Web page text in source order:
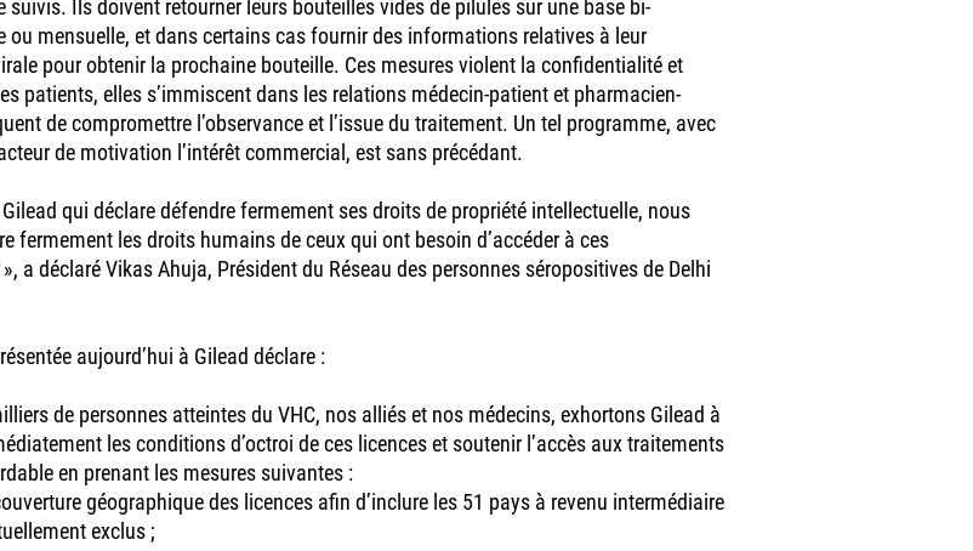
suivis. Ils doivent retourner leurs bouteilles vides de pilules sur une base bi-
ou mensuelle, et dans certains cas fournir des informations relatives à leur
pour obtenir la prochaine bouteille. Ces mesures violent la confidentialité et
patients, elles s’immiscent dans les relations médecin-patient et pharmacien-
de compromettre l’observance et l’issue du traitement. Un tel programme, avec
de motivation l’intérêt commercial, est sans précédant.
Gilead qui déclare défendre fermement ses droits de propriété intellectuelle, nous
fermement les droits humains de ceux qui ont besoin d’accéder à ces
a déclaré Vikas Ahuja, Président du Réseau des personnes séropositives de Delhi
aujourd’hui à Gilead déclare :
de personnes atteintes du VHC, nos alliés et nos médecins, exhortons Gilead à
les conditions d’octroi de ces licences et soutenir l’accès aux traitements
en prenant les mesures suivantes :
géographique des licences afin d’inclure les 51 pays à revenu intermédiaire
exclus ;